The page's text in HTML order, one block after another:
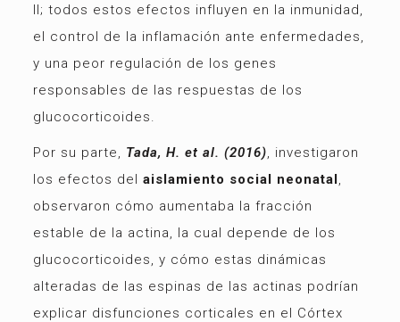
II; todos estos efectos influyen en la inmunidad,
el control de la inflamación ante enfermedades,
y una peor regulación de los genes
responsables de las respuestas de los
glucocorticoides.
Por su parte, Tada, H. et al. (2016), investigaron
los efectos del aislamiento social neonatal,
observaron cómo aumentaba la fracción
estable de la actina, la cual depende de los
glucocorticoides, y cómo estas dinámicas
alteradas de las espinas de las actinas podrían
explicar disfunciones corticales en el Córtex